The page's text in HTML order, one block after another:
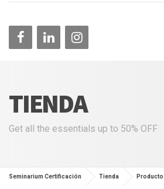
TIENDA
Get all the essentials up to 50% OFF
Seminarium Certificación Tienda